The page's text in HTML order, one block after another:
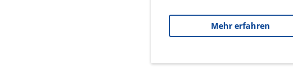
Mehr erfahren